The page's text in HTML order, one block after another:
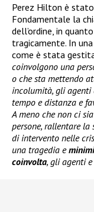
Perez Hilton è
Fondamentale la
dell’ordine, in
tragicamente. In
come è stata
coinvolgono una
o che sta mettendo
incolumità, gli agenti
tempo e distanza e
A meno che non ci
persone, rallentare
di intervento nelle
una tragedia e
coinvolta, gli agenti